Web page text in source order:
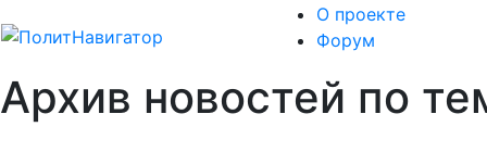
О проекте
Форум
Архив новостей по